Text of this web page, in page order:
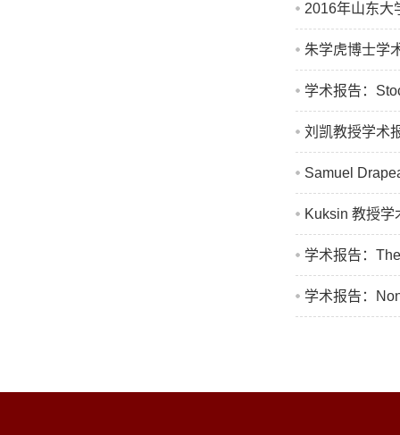
2016年山东大
朱学虎博士学
学术报告：
刘凯教授学术
Samuel
Kuksin 教授
学术报告：
学术报告：